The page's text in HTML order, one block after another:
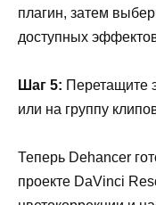
плагин, затем
доступных
Шаг 5: Перетащите
или на группу
Теперь Dehancer
проекте DaVinci